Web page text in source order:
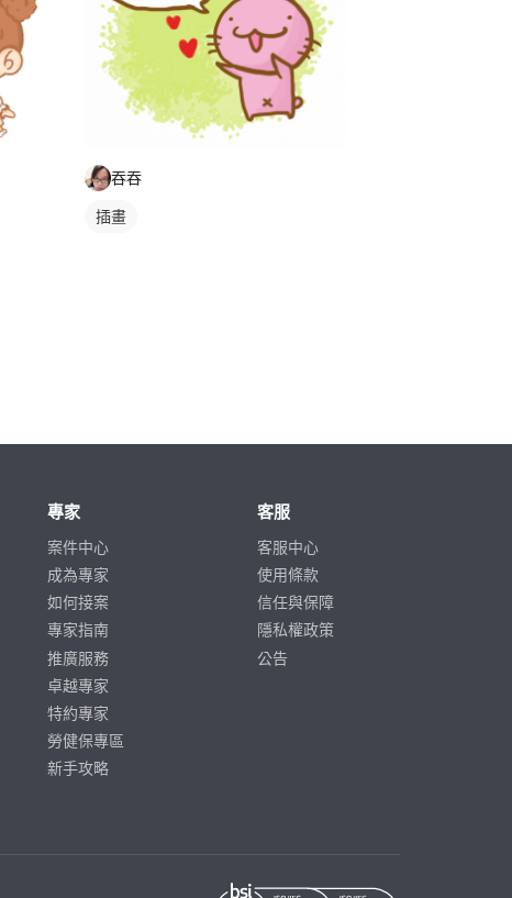
吞吞
插畫
專家
案件中心
成為專家
如何接案
專家指南
推廣服務
卓越專家
特約專家
勞健保專區
新手攻略
客服
客服中心
使用條款
信任與保障
隱私權政策
公告